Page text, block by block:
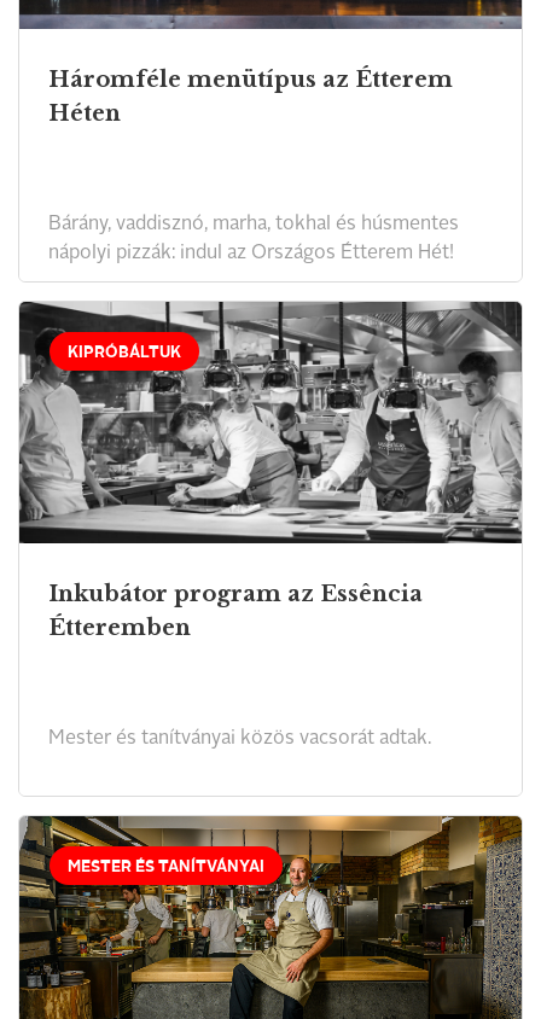
Háromféle menütípus az Étterem
Héten
Bárány, vaddisznó, marha, tokhal és húsmentes
nápolyi pizzák: indul az Országos Étterem Hét!
KIPRÓBÁLTUK
Inkubátor program az Essência
Étteremben
Mester és tanítványai közös vacsorát adtak.
MESTER ÉS TANÍTVÁNYAI